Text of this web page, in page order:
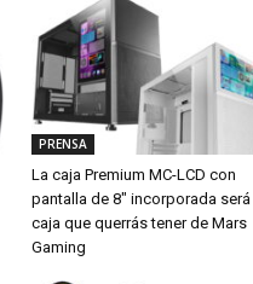
PRENSA
La caja Premium MC-LCD con
pantalla de 8″ incorporada será
caja que querrás tener de Mars
Gaming